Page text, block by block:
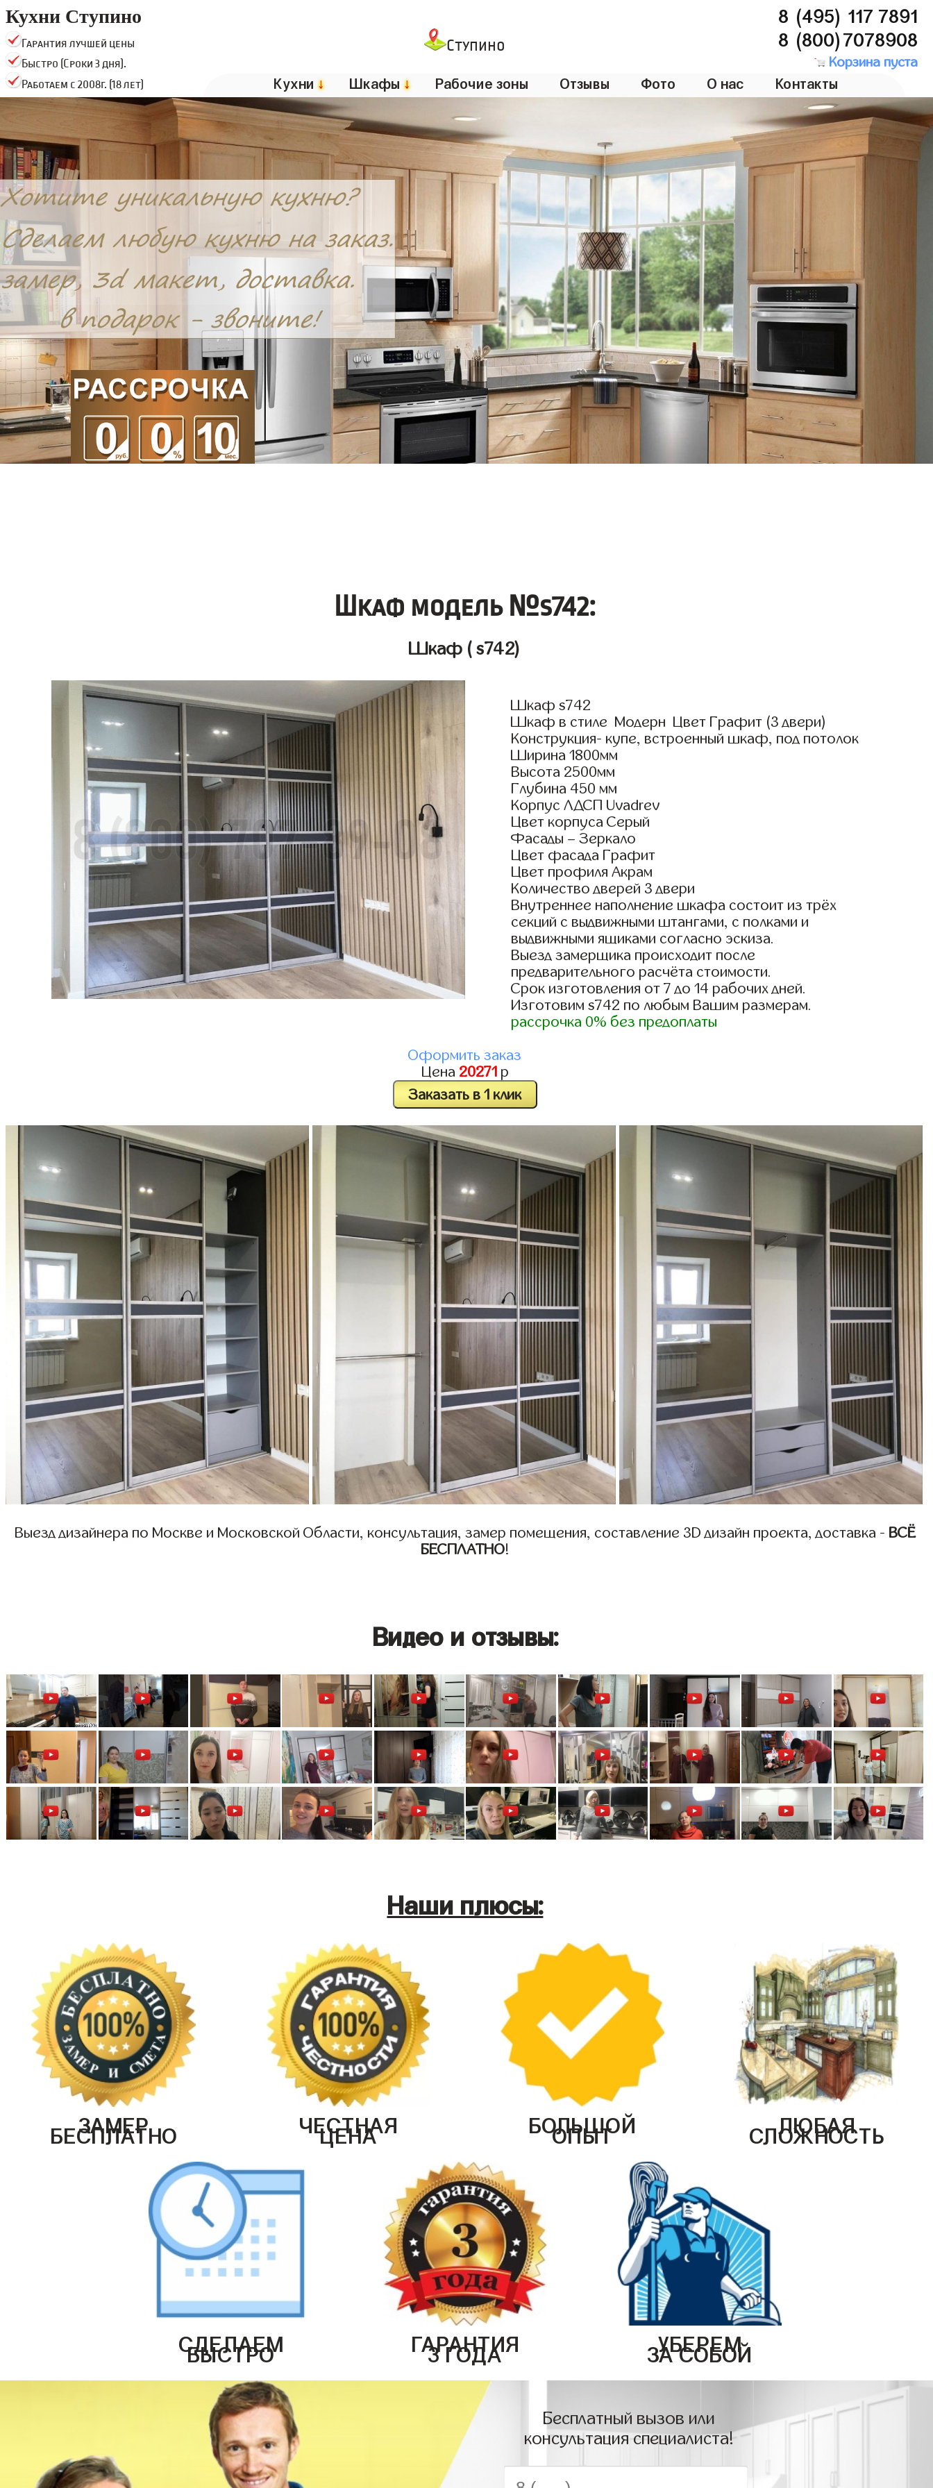
Кухни Ступино
Гарантия лучшей цены
Быстро (Сроки 3 дня).
Работаем с 2008г. (18 лет)
Ступино
8 (495) 117 7891
8 (800)7078908
Корзина пуста
Кухни↓ Шкафы↓ Рабочие зоны Отзывы Фото О нас Контакты
Шкаф модель №s742:
Шкаф ( s742)
Шкаф s742
Шкаф в стиле Модерн Цвет Графит (3 двери)
Конструкция- купе, встроенный шкаф, под потолок
Ширина 1800мм
Высота 2500мм
Глубина 450 мм
Корпус ЛДСП Uvadrev
Цвет корпуса Серый
Фасады – Зеркало
Цвет фасада Графит
Цвет профиля Акрам
Количество дверей 3 двери
Внутреннее наполнение шкафа состоит из трёх
секций с выдвижными штангами, с полками и
выдвижными ящиками согласно эскиза.
Выезд замерщика происходит после
предварительного расчёта стоимости.
Срок изготовления от 7 до 14 рабочих дней.
Изготовим s742 по любым Вашим размерам.
рассрочка 0% без предоплаты
Оформить заказ
Цена 20271 р
Заказать в 1 клик
Выезд дизайнера по Москве и Московской Области, консультация, замер помещения, составление 3D дизайн проекта, доставка - ВСЁ
БЕСПЛАТНО!
Видео и отзывы:
Наши плюсы:
ЗАМЕР
БЕСПЛАТНО ЧЕСТНАЯ
ЦЕНА БОЛЬШОЙ
ОПЫТ ЛЮБАЯ
СЛОЖНОСТЬ
СДЕЛАЕМ
БЫСТРО ГАРАНТИЯ
3 ГОДА УБЕРЕМ
ЗА СОБОЙ
Бесплатный вызов или
консультация специалиста!